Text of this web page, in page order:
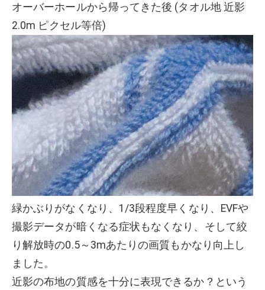
オーバーホールから帰ってきた後 (タオル地 近影
2.0m ピクセル等倍)
緑かぶりがなくなり、1/3段程度早くなり、EVFや
撮影データが暗くなる症状もなくなり、そして絞
り解放時の0.5～3mあたりの画質もかなり向上し
ました。
近影の布地の質感を十分に表現できるか？という